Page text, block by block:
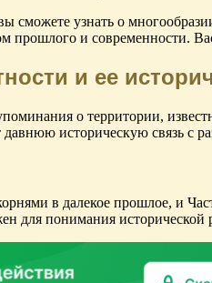
сможете узнать о
и современности.
и ее
о территории,
историческую связь с
в далекое прошлое, и
для понимания исторической